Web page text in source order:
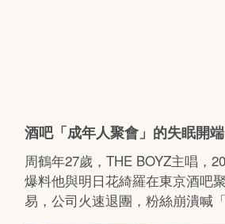
酒吧「成年人聚會」的失眠開端
周鶴年27歲，THE BOYZ主唱，
爆料他與明日花綺羅在東京酒吧
易，公司火速退團，粉絲崩潰喊